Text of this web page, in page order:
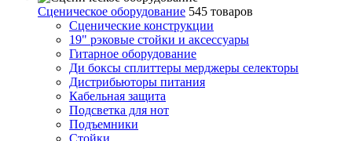
Сценическое оборудование 545 товаров
Сценические конструкции
19" рэковые стойки и аксесcуары
Гитарное оборудование
Ди боксы сплиттеры мерджеры селекторы
Дистрибьюторы питания
Кабельная защита
Подсветка для нот
Подъемники
Стойки